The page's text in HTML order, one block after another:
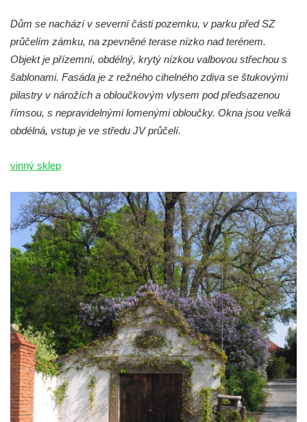
Dům se nachází v severní části pozemku, v parku před SZ
průčelím zámku, na zpevněné terase nízko nad terénem.
Objekt je přízemní, obdélný, krytý nízkou valbovou střechou s
šablonami. Fasáda je z režného cihelného zdiva se štukovými
pilastry v nárožích a obloučkovým vlysem pod předsazenou
římsou, s nepravidelnými lomenými obloučky. Okna jsou velká
obdélná, vstup je ve středu JV průčelí.
vinný sklep